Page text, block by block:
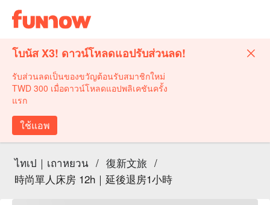
โบนัส X3! ดาวน์โหลดแอปรับส่วนลด!
รับส่วนลดเป็นของขวัญต้อนรับสมาชิกใหม่
TWD 300 เมื่อดาวน์โหลดแอปพลิเคชันครั้ง
แรก
ใช้แอพ
ไทเป｜เถาหยวน / 復新文旅 /
時尚單人床房 12h｜延後退房1小時